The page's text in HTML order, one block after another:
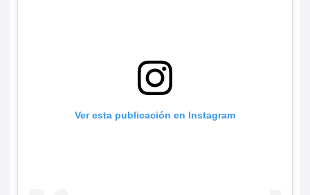
Ver esta publicación en Instagram